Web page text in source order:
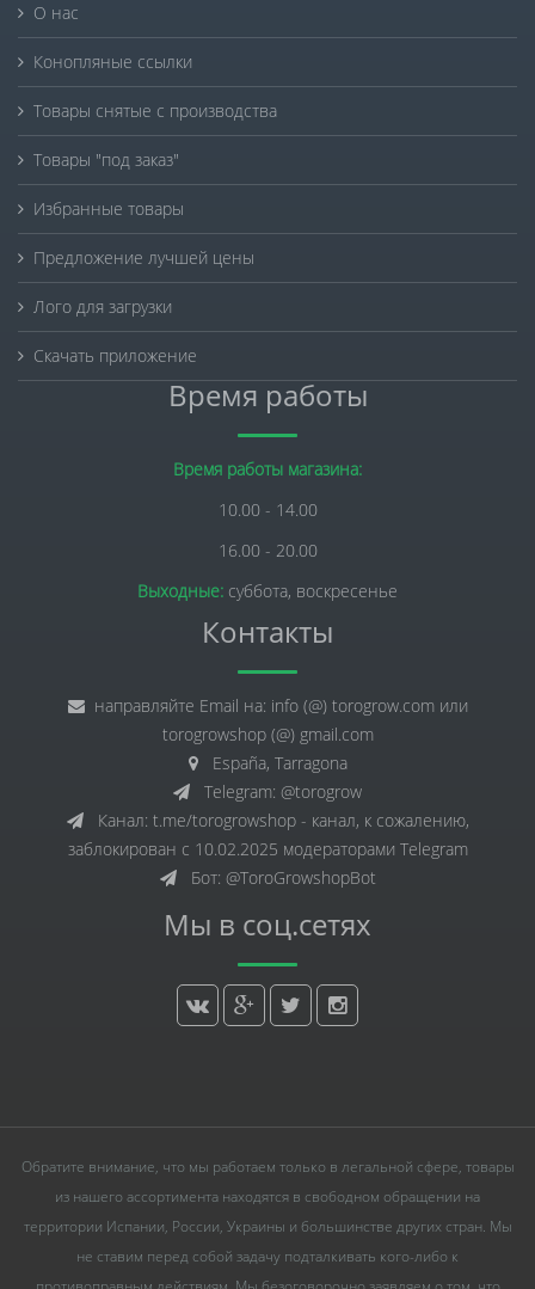
О нас
Конопляные ссылки
Товары снятые с производства
Товары "под заказ"
Избранные товары
Предложение лучшей цены
Лого для загрузки
Скачать приложение
Время работы
Время работы магазина:
10.00 - 14.00
16.00 - 20.00
Выходные: суббота, воскресенье
Контакты
направляйте Email на: info (@) torogrow.com или
torogrowshop (@) gmail.com
España, Tarragona
Telegram: @torogrow
Канал: t.me/torogrowshop - канал, к сожалению,
заблокирован с 10.02.2025 модераторами Telegram
Бот: @ToroGrowshopBot
Мы в соц.сетях
Обратите внимание, что мы работаем только в легальной сфере, товары
из нашего ассортимента находятся в свободном обращении на
территории Испании, России, Украины и большинстве других стран. Мы
не ставим перед собой задачу подталкивать кого-либо к